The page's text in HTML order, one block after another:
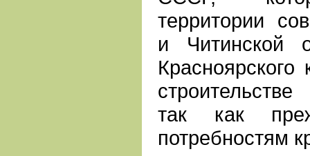
территории
и Читинской
так как
потребностям